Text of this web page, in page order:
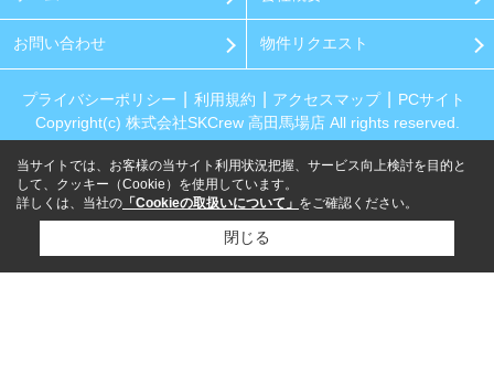
お問い合わせ 物件リクエスト
プライバシーポリシー 利用規約 アクセスマップ
PCサイト
Copyright(c) 株式会社SKCrew 高田馬場店 All rights reserved.
当サイトでは、お客様の当サイト利用状況把握、サービス向上検討を目的と
して、クッキー（Cookie）を使用しています。
詳しくは、当社の 「Cookieの取扱いについて」 をご確認ください。
閉じる